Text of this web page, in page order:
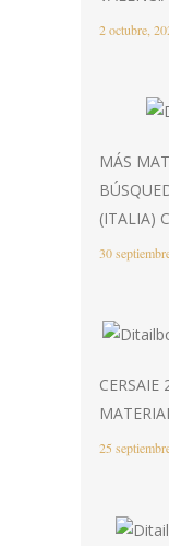
2 octubre,
MÁS
(ITALIA)
30
CERSAIE
25